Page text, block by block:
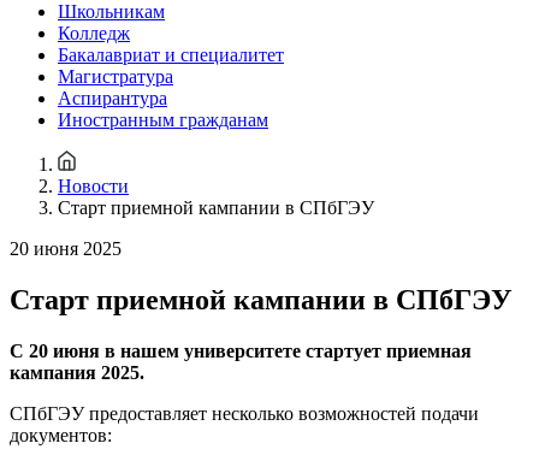
Школьникам
Колледж
Бакалавриат и специалитет
Магистратура
Аспирантура
Иностранным гражданам
Новости
Старт приемной кампании в СПбГЭУ
20 июня 2025
Старт приемной кампании в СПбГЭУ
С 20 июня в нашем университете стартует приемная
кампания 2025.
СПбГЭУ предоставляет несколько возможностей подачи
документов: